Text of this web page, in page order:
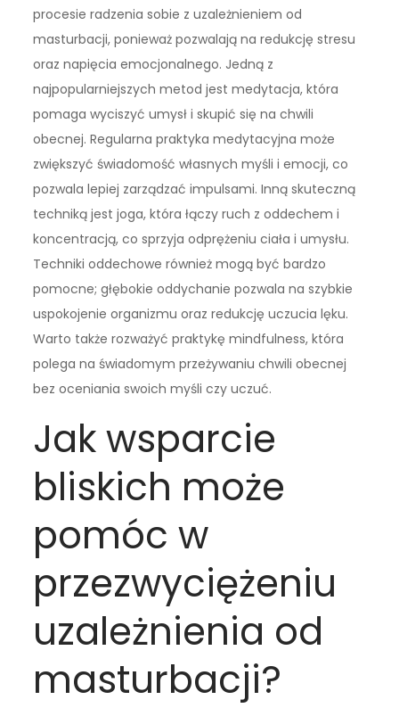
procesie radzenia sobie z uzależnieniem od
masturbacji, ponieważ pozwalają na redukcję stresu
oraz napięcia emocjonalnego. Jedną z
najpopularniejszych metod jest medytacja, która
pomaga wyciszyć umysł i skupić się na chwili
obecnej. Regularna praktyka medytacyjna może
zwiększyć świadomość własnych myśli i emocji, co
pozwala lepiej zarządzać impulsami. Inną skuteczną
techniką jest joga, która łączy ruch z oddechem i
koncentracją, co sprzyja odprężeniu ciała i umysłu.
Techniki oddechowe również mogą być bardzo
pomocne; głębokie oddychanie pozwala na szybkie
uspokojenie organizmu oraz redukcję uczucia lęku.
Warto także rozważyć praktykę mindfulness, która
polega na świadomym przeżywaniu chwili obecnej
bez oceniania swoich myśli czy uczuć.
Jak wsparcie
bliskich może
pomóc w
przezwyciężeniu
uzależnienia od
masturbacji?